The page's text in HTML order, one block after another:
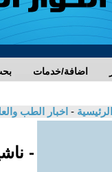
اضافة/خدمات
- اخبار الطب
-